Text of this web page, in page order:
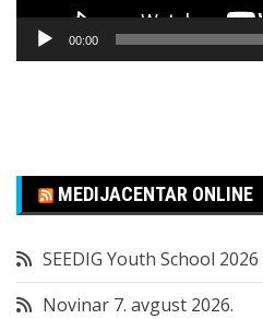
00:00
MEDIJACENTAR ONLINE
SEEDIG Youth School 2026
Novinar 7. avgust 2026.